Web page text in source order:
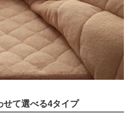
せて選べる4タイプ